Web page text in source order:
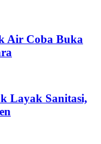
Air Coba Buka
Layak Sanitasi,